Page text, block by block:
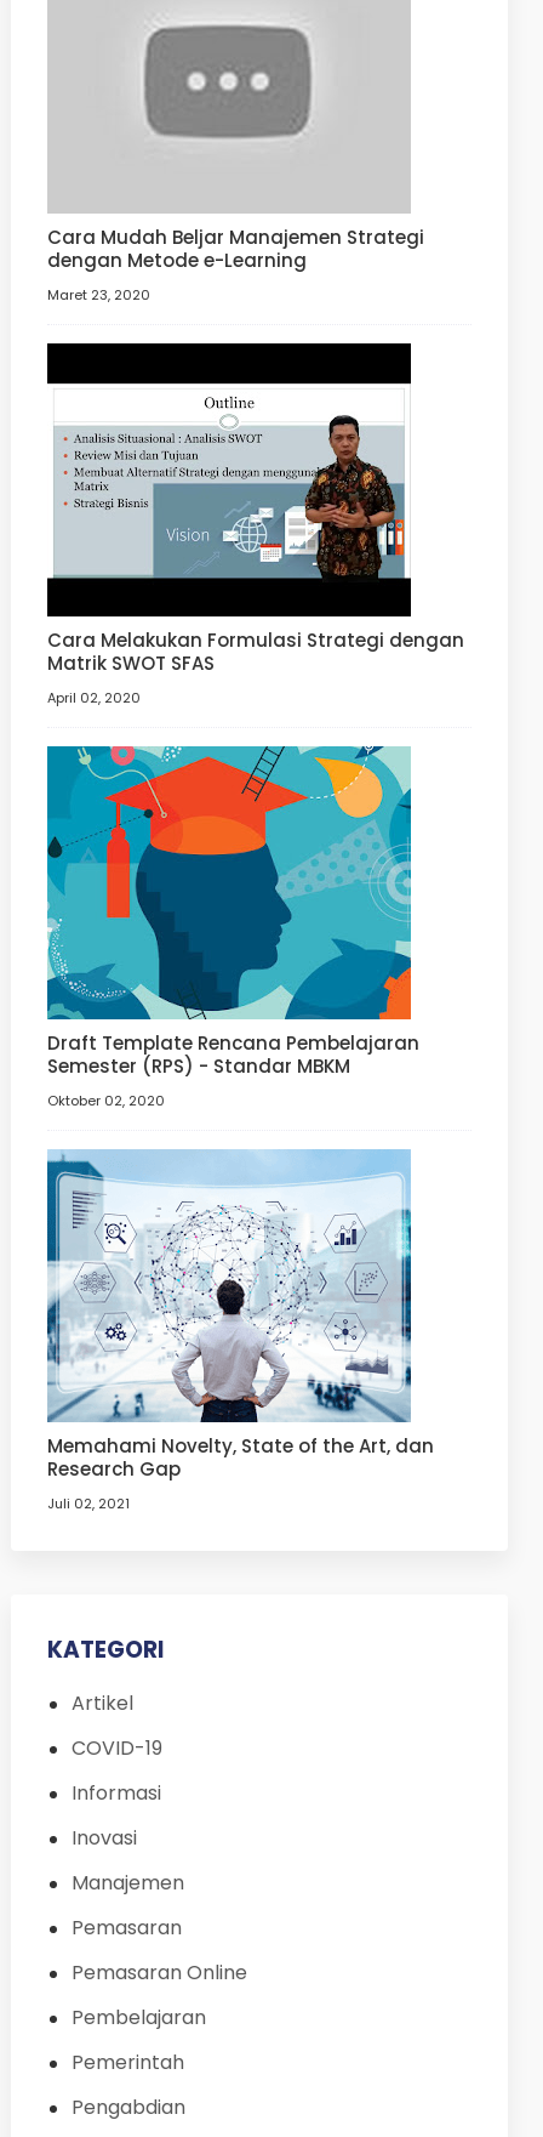
Cara Mudah Beljar Manajemen Strategi
dengan Metode e-Learning
Maret 23, 2020
Cara Melakukan Formulasi Strategi dengan
Matrik SWOT SFAS
April 02, 2020
Draft Template Rencana Pembelajaran
Semester (RPS) - Standar MBKM
Oktober 02, 2020
Memahami Novelty, State of the Art, dan
Research Gap
Juli 02, 2021
KATEGORI
Artikel
COVID-19
Informasi
Inovasi
Manajemen
Pemasaran
Pemasaran Online
Pembelajaran
Pemerintah
Pengabdian